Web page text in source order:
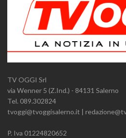
TV OGGI Srl
via Wenner 5 (Z.Ind.) - 84131 Salerno
Tel. 089.302824
tvoggi@tvoggisalerno.it |
P. Iva 01224820652